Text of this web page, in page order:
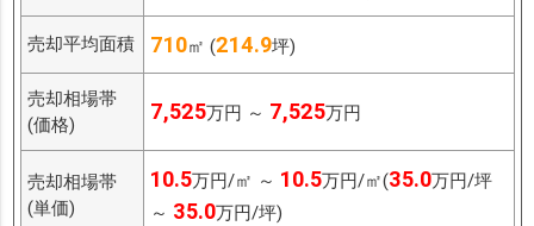
売却平均面積 710㎡ (214.9坪)
売却相場帯
(価格)
7,525万円 ～ 7,525万円
売却相場帯
(単価)
10.5万円/㎡ ～ 10.5万円/㎡(35.0万円/坪
～ 35.0万円/坪)